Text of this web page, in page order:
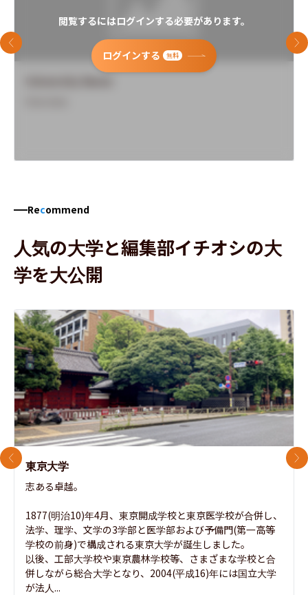
閲覧するにはログインする必要があります。
ログインする 無料
前のスライド 次
Recommend
人気の大学と編集部イチオシの大
学を大公開
東京大学
志ある卓越。
1877(明治10)年4月、東京開成学校と東京医学校が合併し、
法学、理学、文学の3学部と医学部および予備門(第一高等
学校の前身)で構成される東京大学が誕生しました。
以後、工部大学校や東京農林学校等、さまざまな学校と合
併しながら総合大学となり、2004(平成16)年には国立大学
が法人...
前のスライド 次